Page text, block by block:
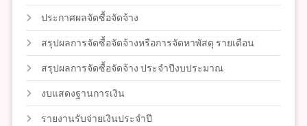
ประกาศผลจัดซื้อจัดจ้าง
สรุปผลการจัดซื้อจัดจ้างหรือการจัดหาพัสดุ รายเดือน
สรุปผลการจัดซื้อจัดจ้าง ประจำปีงบประมาณ
งบแสดงฐานการเงิน
รายงานรับจ่ายเงินประจำปี